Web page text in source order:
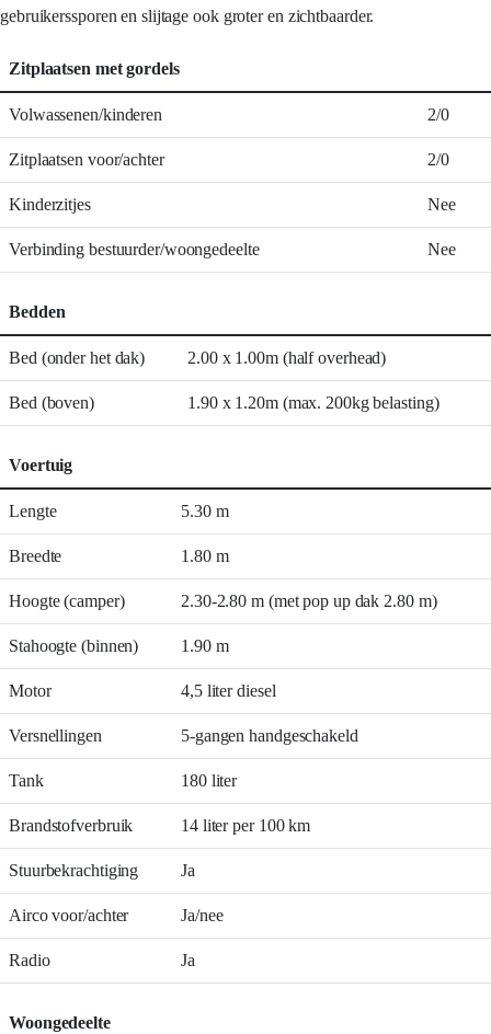
gebruikerssporen en slijtage ook groter en zichtbaarder.
Zitplaatsen met gordels
Volwassenen/kinderen 2/0
Zitplaatsen voor/achter 2/0
Kinderzitjes Nee
Verbinding bestuurder/woongedeelte Nee
Bedden
Bed (onder het dak) 2.00 x 1.00m (half overhead)
Bed (boven) 1.90 x 1.20m (max. 200kg belasting)
Voertuig
Lengte 5.30 m
Breedte 1.80 m
Hoogte (camper) 2.30-2.80 m (met pop up dak 2.80 m)
Stahoogte (binnen) 1.90 m
Motor 4,5 liter diesel
Versnellingen 5-gangen handgeschakeld
Tank 180 liter
Brandstofverbruik 14 liter per 100 km
Stuurbekrachtiging Ja
Airco voor/achter Ja/nee
Radio Ja
Woongedeelte